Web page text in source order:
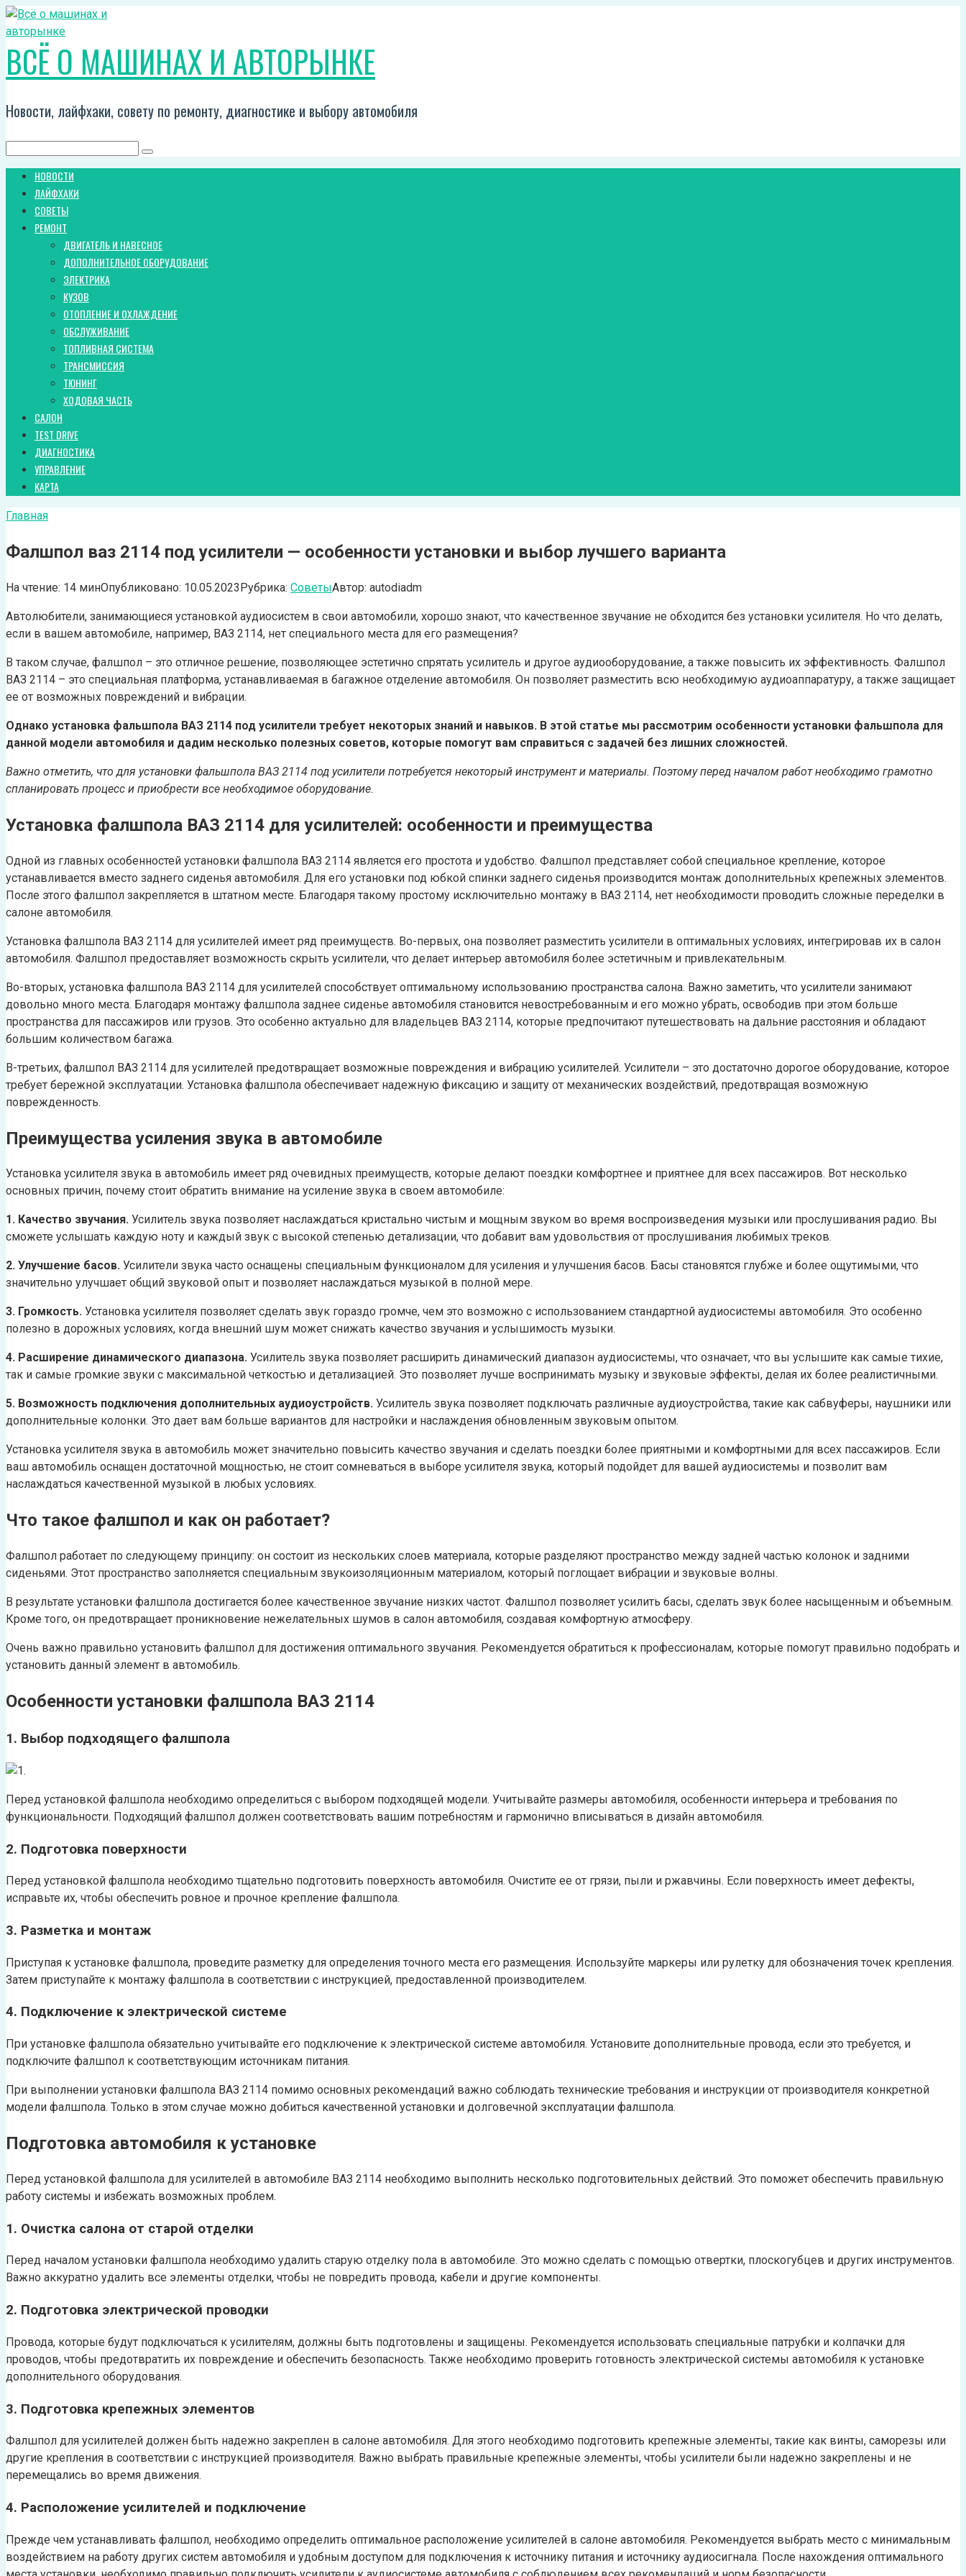
Перейти
к
контенту
ВСЁ О МАШИНАХ И АВТОРЫНКЕ
Новости, лайфхаки, совету по ремонту, диагностике и выбору автомобиля
НОВОСТИ
ЛАЙФХАКИ
СОВЕТЫ
РЕМОНТ
ДВИГАТЕЛЬ И НАВЕСНОЕ
ДОПОЛНИТЕЛЬНОЕ ОБОРУДОВАНИЕ
ЭЛЕКТРИКА
КУЗОВ
ОТОПЛЕНИЕ И ОХЛАЖДЕНИЕ
ОБСЛУЖИВАНИЕ
ТОПЛИВНАЯ СИСТЕМА
ТРАНСМИССИЯ
ТЮНИНГ
ХОДОВАЯ ЧАСТЬ
САЛОН
TEST DRIVE
ДИАГНОСТИКА
УПРАВЛЕНИЕ
КАРТА
Главная
Фалшпол ваз 2114 под усилители — особенности установки и выбор лучшего варианта
На чтение: 14 минОпубликовано: 10.05.2023Рубрика: СоветыАвтор: autodiadm
Автолюбители, занимающиеся установкой аудиосистем в свои автомобили, хорошо знают, что качественное звучание не обходится без установки усилителя. Но что делать,
если в вашем автомобиле, например, ВАЗ 2114, нет специального места для его размещения?
В таком случае, фалшпол – это отличное решение, позволяющее эстетично спрятать усилитель и другое аудиооборудование, а также повысить их эффективность. Фалшпол
ВАЗ 2114 – это специальная платформа, устанавливаемая в багажное отделение автомобиля. Он позволяет разместить всю необходимую аудиоаппаратуру, а также защищает
ее от возможных повреждений и вибрации.
Однако установка фальшпола ВАЗ 2114 под усилители требует некоторых знаний и навыков. В этой статье мы рассмотрим особенности установки фальшпола для
данной модели автомобиля и дадим несколько полезных советов, которые помогут вам справиться с задачей без лишних сложностей.
Важно отметить, что для установки фальшпола ВАЗ 2114 под усилители потребуется некоторый инструмент и материалы. Поэтому перед началом работ необходимо грамотно
спланировать процесс и приобрести все необходимое оборудование.
Установка фалшпола ВАЗ 2114 для усилителей: особенности и преимущества
Одной из главных особенностей установки фалшпола ВАЗ 2114 является его простота и удобство. Фалшпол представляет собой специальное крепление, которое
устанавливается вместо заднего сиденья автомобиля. Для его установки под юбкой спинки заднего сиденья производится монтаж дополнительных крепежных элементов.
После этого фалшпол закрепляется в штатном месте. Благодаря такому простому исключительно монтажу в ВАЗ 2114, нет необходимости проводить сложные переделки в
салоне автомобиля.
Установка фалшпола ВАЗ 2114 для усилителей имеет ряд преимуществ. Во-первых, она позволяет разместить усилители в оптимальных условиях, интегрировав их в салон
автомобиля. Фалшпол предоставляет возможность скрыть усилители, что делает интерьер автомобиля более эстетичным и привлекательным.
Во-вторых, установка фалшпола ВАЗ 2114 для усилителей способствует оптимальному использованию пространства салона. Важно заметить, что усилители занимают
довольно много места. Благодаря монтажу фалшпола заднее сиденье автомобиля становится невостребованным и его можно убрать, освободив при этом больше
пространства для пассажиров или грузов. Это особенно актуально для владельцев ВАЗ 2114, которые предпочитают путешествовать на дальние расстояния и обладают
большим количеством багажа.
В-третьих, фалшпол ВАЗ 2114 для усилителей предотвращает возможные повреждения и вибрацию усилителей. Усилители – это достаточно дорогое оборудование, которое
требует бережной эксплуатации. Установка фалшпола обеспечивает надежную фиксацию и защиту от механических воздействий, предотвращая возможную
поврежденность.
Преимущества усиления звука в автомобиле
Установка усилителя звука в автомобиль имеет ряд очевидных преимуществ, которые делают поездки комфортнее и приятнее для всех пассажиров. Вот несколько
основных причин, почему стоит обратить внимание на усиление звука в своем автомобиле:
1. Качество звучания. Усилитель звука позволяет наслаждаться кристально чистым и мощным звуком во время воспроизведения музыки или прослушивания радио. Вы
сможете услышать каждую ноту и каждый звук с высокой степенью детализации, что добавит вам удовольствия от прослушивания любимых треков.
2. Улучшение басов. Усилители звука часто оснащены специальным функционалом для усиления и улучшения басов. Басы становятся глубже и более ощутимыми, что
значительно улучшает общий звуковой опыт и позволяет наслаждаться музыкой в полной мере.
3. Громкость. Установка усилителя позволяет сделать звук гораздо громче, чем это возможно с использованием стандартной аудиосистемы автомобиля. Это особенно
полезно в дорожных условиях, когда внешний шум может снижать качество звучания и услышимость музыки.
4. Расширение динамического диапазона. Усилитель звука позволяет расширить динамический диапазон аудиосистемы, что означает, что вы услышите как самые тихие,
так и самые громкие звуки с максимальной четкостью и детализацией. Это позволяет лучше воспринимать музыку и звуковые эффекты, делая их более реалистичными.
5. Возможность подключения дополнительных аудиоустройств. Усилитель звука позволяет подключать различные аудиоустройства, такие как сабвуферы, наушники или
дополнительные колонки. Это дает вам больше вариантов для настройки и наслаждения обновленным звуковым опытом.
Установка усилителя звука в автомобиль может значительно повысить качество звучания и сделать поездки более приятными и комфортными для всех пассажиров. Если
ваш автомобиль оснащен достаточной мощностью, не стоит сомневаться в выборе усилителя звука, который подойдет для вашей аудиосистемы и позволит вам
наслаждаться качественной музыкой в любых условиях.
Что такое фалшпол и как он работает?
Фалшпол работает по следующему принципу: он состоит из нескольких слоев материала, которые разделяют пространство между задней частью колонок и задними
сиденьями. Этот пространство заполняется специальным звукоизоляционным материалом, который поглощает вибрации и звуковые волны.
В результате установки фалшпола достигается более качественное звучание низких частот. Фалшпол позволяет усилить басы, сделать звук более насыщенным и объемным.
Кроме того, он предотвращает проникновение нежелательных шумов в салон автомобиля, создавая комфортную атмосферу.
Очень важно правильно установить фалшпол для достижения оптимального звучания. Рекомендуется обратиться к профессионалам, которые помогут правильно подобрать и
установить данный элемент в автомобиль.
Особенности установки фалшпола ВАЗ 2114
1. Выбор подходящего фалшпола
Перед установкой фалшпола необходимо определиться с выбором подходящей модели. Учитывайте размеры автомобиля, особенности интерьера и требования по
функциональности. Подходящий фалшпол должен соответствовать вашим потребностям и гармонично вписываться в дизайн автомобиля.
2. Подготовка поверхности
Перед установкой фалшпола необходимо тщательно подготовить поверхность автомобиля. Очистите ее от грязи, пыли и ржавчины. Если поверхность имеет дефекты,
исправьте их, чтобы обеспечить ровное и прочное крепление фалшпола.
3. Разметка и монтаж
Приступая к установке фалшпола, проведите разметку для определения точного места его размещения. Используйте маркеры или рулетку для обозначения точек крепления.
Затем приступайте к монтажу фалшпола в соответствии с инструкцией, предоставленной производителем.
4. Подключение к электрической системе
При установке фалшпола обязательно учитывайте его подключение к электрической системе автомобиля. Установите дополнительные провода, если это требуется, и
подключите фалшпол к соответствующим источникам питания.
При выполнении установки фалшпола ВАЗ 2114 помимо основных рекомендаций важно соблюдать технические требования и инструкции от производителя конкретной
модели фалшпола. Только в этом случае можно добиться качественной установки и долговечной эксплуатации фалшпола.
Подготовка автомобиля к установке
Перед установкой фалшпола для усилителей в автомобиле ВАЗ 2114 необходимо выполнить несколько подготовительных действий. Это поможет обеспечить правильную
работу системы и избежать возможных проблем.
1. Очистка салона от старой отделки
Перед началом установки фалшпола необходимо удалить старую отделку пола в автомобиле. Это можно сделать с помощью отвертки, плоскогубцев и других инструментов.
Важно аккуратно удалить все элементы отделки, чтобы не повредить провода, кабели и другие компоненты.
2. Подготовка электрической проводки
Провода, которые будут подключаться к усилителям, должны быть подготовлены и защищены. Рекомендуется использовать специальные патрубки и колпачки для
проводов, чтобы предотвратить их повреждение и обеспечить безопасность. Также необходимо проверить готовность электрической системы автомобиля к установке
дополнительного оборудования.
3. Подготовка крепежных элементов
Фалшпол для усилителей должен быть надежно закреплен в салоне автомобиля. Для этого необходимо подготовить крепежные элементы, такие как винты, саморезы или
другие крепления в соответствии с инструкцией производителя. Важно выбрать правильные крепежные элементы, чтобы усилители были надежно закреплены и не
перемещались во время движения.
4. Расположение усилителей и подключение
Прежде чем устанавливать фалшпол, необходимо определить оптимальное расположение усилителей в салоне автомобиля. Рекомендуется выбрать место с минимальным
воздействием на работу других систем автомобиля и удобным доступом для подключения к источнику питания и источнику аудиосигнала. После нахождения оптимального